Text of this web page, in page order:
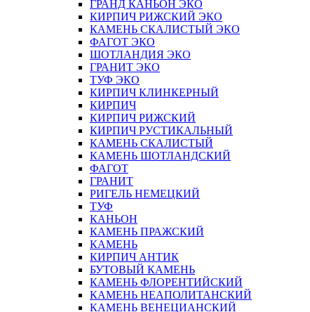
ГРАНД КАНЬОН ЭКО
КИРПИЧ РИЖСКИЙ ЭКО
КАМЕНЬ СКАЛИСТЫЙ ЭКО
ФАГОТ ЭКО
ШОТЛАНДИЯ ЭКО
ГРАНИТ ЭКО
ТУФ ЭКО
КИРПИЧ КЛИНКЕРНЫЙ
КИРПИЧ
КИРПИЧ РИЖСКИЙ
КИРПИЧ РУСТИКАЛЬНЫЙ
КАМЕНЬ СКАЛИСТЫЙ
КАМЕНЬ ШОТЛАНДСКИЙ
ФАГОТ
ГРАНИТ
РИГЕЛЬ НЕМЕЦКИЙ
ТУФ
КАНЬОН
КАМЕНЬ ПРАЖСКИЙ
КАМЕНЬ
КИРПИЧ АНТИК
БУТОВЫЙ КАМЕНЬ
КАМЕНЬ ФЛОРЕНТИЙСКИЙ
КАМЕНЬ НЕАПОЛИТАНСКИЙ
КАМЕНЬ ВЕНЕЦИАНСКИЙ